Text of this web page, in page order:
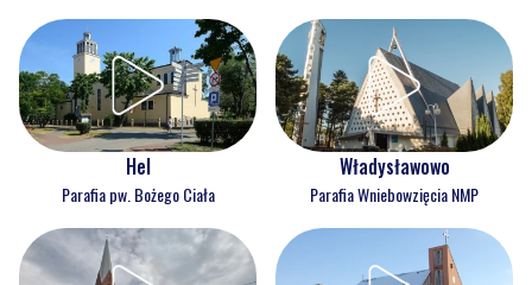
Hel
Parafia pw. Bożego Ciała
Władysławowo
Parafia Wniebowzięcia NMP